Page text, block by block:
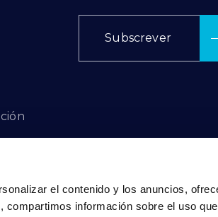
el contenido y los anuncios,
información sobre el uso
Subscrever